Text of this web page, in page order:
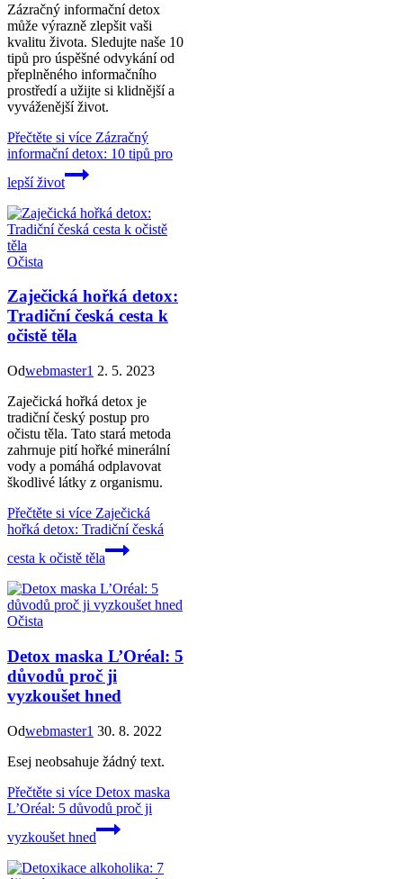
Zázračný informační detox
může výrazně zlepšit vaši
kvalitu života. Sledujte naše 10
tipů pro úspěšné odvykání od
přeplněného informačního
prostředí a užijte si klidnější a
vyváženější život.
Přečtěte si více Zázračný
informační detox: 10 tipů pro
lepší život
Očista
Zaječická hořká detox:
Tradiční česká cesta k
očistě těla
Odwebmaster1 2. 5. 2023
Zaječická hořká detox je
tradiční český postup pro
očistu těla. Tato stará metoda
zahrnuje pití hořké minerální
vody a pomáhá odplavovat
škodlivé látky z organismu.
Přečtěte si více Zaječická
hořká detox: Tradiční česká
cesta k očistě těla
Očista
Detox maska L’Oréal: 5
důvodů proč ji
vyzkoušet hned
Odwebmaster1 30. 8. 2022
Esej neobsahuje žádný text.
Přečtěte si více Detox maska
L’Oréal: 5 důvodů proč ji
vyzkoušet hned